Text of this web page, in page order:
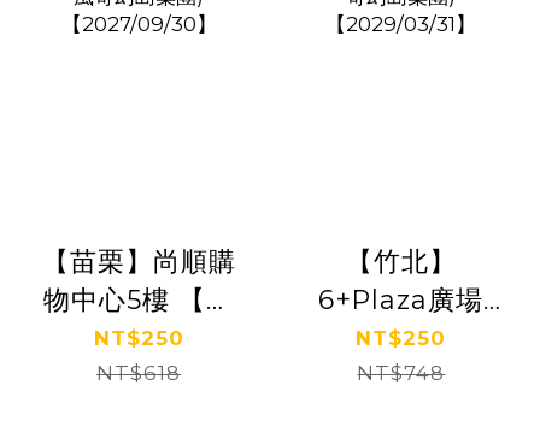
【苗栗】尚順購
物中心5樓 【齒
輪城市】(追風
奇幻島集團)
NT$250
NT$618
【竹北】
6+Plaza廣場
3F【叢林歷險
記】(追風奇幻
NT$250
NT$748